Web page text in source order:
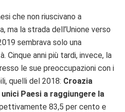
che non riuscivano a
ma la strada dell’Unione verso
sembrava solo una
Cinque anni più tardi, invece, la
le sue preoccupazioni con i
quelli del 2018: Croazia
Paesi a raggiungere la
83,5 per cento e